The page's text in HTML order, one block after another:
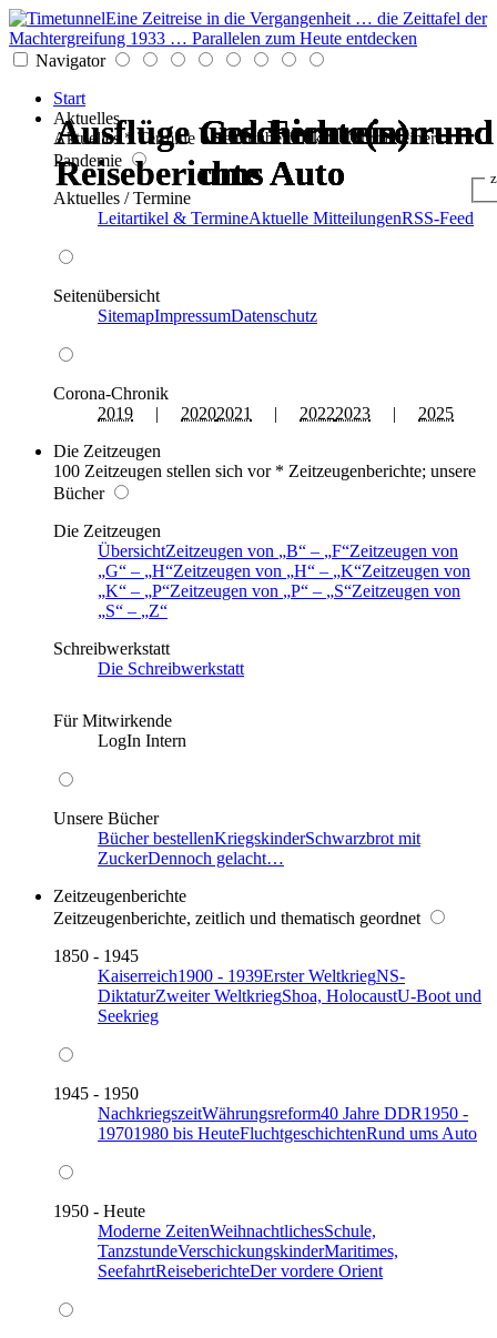
Eine Zeitreise in die Vergangenheit … die Zeittafel der
Machtergreifung 1933 … Parallelen zum Heute entdecken
Navigator
Start
Aktuelles
Aktuelles * Termine * Seitenüberblick * Chronik einer
Pandemie
Aktuelles / Termine
Leitartikel & TermineAktuelle MitteilungenRSS-Feed
Seitenübersicht
SitemapImpressumDatenschutz
Corona-Chronik
2019 | 20202021 | 20222023 | 2025
Die Zeitzeugen
100 Zeitzeugen stellen sich vor * Zeitzeugenberichte; unsere
Bücher
Die Zeitzeugen
ÜbersichtZeitzeugen von B – F Zeitzeugen von
G
– H Zeitzeugen von H – K Zeitzeugen von
K
– P Zeitzeugen von P – S Zeitzeugen von
S
–
Z
Schreibwerkstatt
Die Schreibwerkstatt
Für Mitwirkende
LogIn Intern
Unsere Bücher
Bücher bestellenKriegskinderSchwarzbrot mit
ZuckerDennoch gelacht…
Zeitzeugenberichte
Zeitzeugenberichte, zeitlich und thematisch geordnet
1850 - 1945
Kaiserreich1900 - 1939Erster WeltkriegNS-
DiktaturZweiter WeltkriegShoa, HolocaustU-Boot und
Seekrieg
1945 - 1950
NachkriegszeitWährungsreform40 Jahre DDR1950 -
19701980 bis HeuteFluchtgeschichtenRund ums Auto
1950 - Heute
Moderne ZeitenWeihnachtlichesSchule,
TanzstundeVerschickungskinderMaritimes,
SeefahrtReiseberichteDer vordere Orient
Geschichte(n) rund
ums Auto
Ausflüge und Fernreisen —
Reiseberichte
Geschichte(n) rund
ums Auto
Geschichte(n) rund
ums Auto
Ausflüge und Fernreisen —
Reiseberichte
Geschichte(n) rund
ums Auto